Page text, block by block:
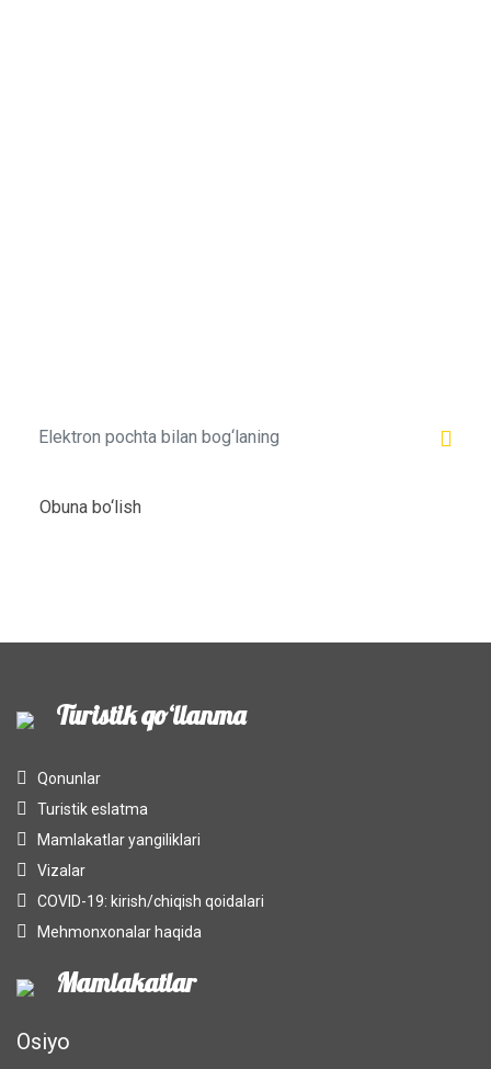
Obuna bo‘lish
Turistik qo‘llanma
Qonunlar
Turistik eslatma
Mamlakatlar yangiliklari
Vizalar
COVID-19: kirish/chiqish qoidalari
Mehmonxonalar haqida
Mamlakatlar
Osiyo